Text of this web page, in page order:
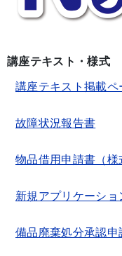
講座テキスト・様式
講座テキスト掲載ペ
故障状況報告書
物品借用申請書（様
新規アプリケーショ
備品廃棄処分承認申